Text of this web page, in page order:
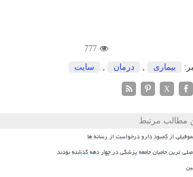
777
بیماری درمان سایت
X
مطالب مرتبط
از کمبود دارو درخواست از رسانه ها
ترین حامیان جامعه پزشکی در چهار دهه گذشته بودند